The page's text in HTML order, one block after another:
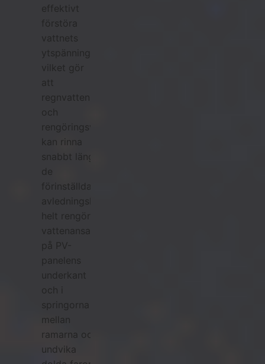
effektivt
förstöra
vattnets
ytspänning,
vilket gör
att
regnvatten
och
rengöringsvatten
kan rinna
snabbt längs
de
förinställda
avledningskanalerna,
helt rengöra
vattenansamlingen
på PV-
panelens
underkant
och i
springorna
mellan
ramarna och
undvika